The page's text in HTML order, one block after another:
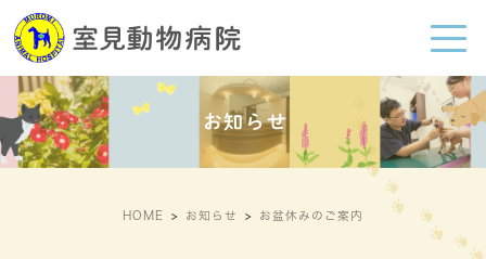
お知らせ
HOME お知らせ お盆休みのご案内